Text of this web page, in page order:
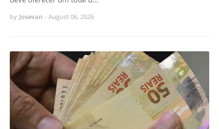
by Josevan - August 06, 2026